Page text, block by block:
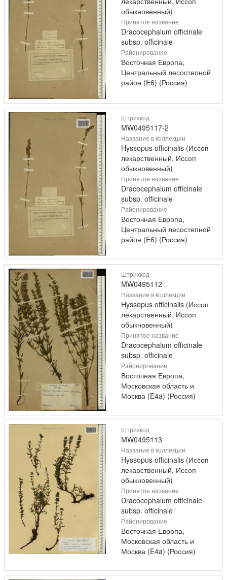
обыкновенный)
Принятое название
Dracocephalum officinale
subsp. officinale
Районирование
Восточная Европа,
Центральный лесостепной
район (E6) (Россия)
Штрихкод
MW0495117-2
Название в коллекции
Hyssopus officinalis (Иссоп
лекарственный, Иссоп
обыкновенный)
Принятое название
Dracocephalum officinale
subsp. officinale
Районирование
Восточная Европа,
Центральный лесостепной
район (E6) (Россия)
Штрихкод
MW0495112
Название в коллекции
Hyssopus officinalis (Иссоп
лекарственный, Иссоп
обыкновенный)
Принятое название
Dracocephalum officinale
subsp. officinale
Районирование
Восточная Европа,
Московская область и
Москва (E4a) (Россия)
Штрихкод
MW0495113
Название в коллекции
Hyssopus officinalis (Иссоп
лекарственный, Иссоп
обыкновенный)
Принятое название
Dracocephalum officinale
subsp. officinale
Районирование
Восточная Европа,
Московская область и
Москва (E4a) (Россия)